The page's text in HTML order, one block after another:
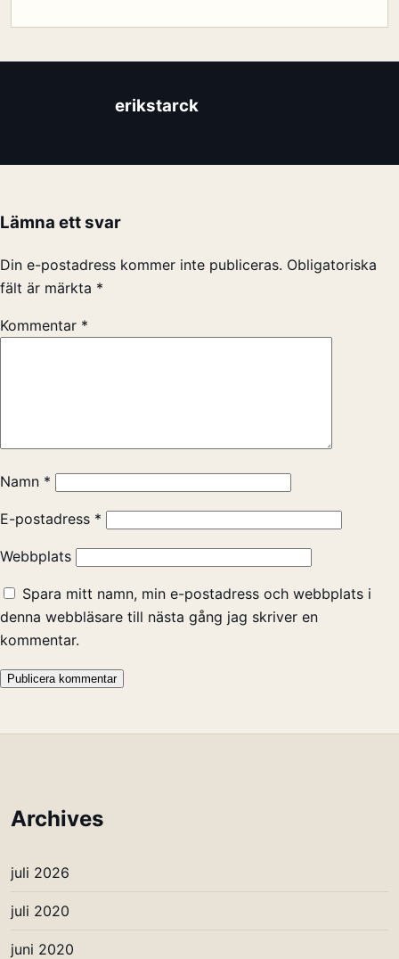
erikstarck
Lämna ett svar
Din e-postadress kommer inte publiceras. Obligatoriska
fält är märkta *
Kommentar *
Namn *
E-postadress *
Webbplats
Spara mitt namn, min e-postadress och webbplats i
denna webbläsare till nästa gång jag skriver en
kommentar.
Archives
juli 2026
juli 2020
juni 2020